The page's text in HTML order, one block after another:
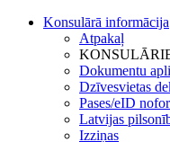
Konsulārā informācija
Atpakaļ
Dokumentu
Dzīvesvietas
Pases/eID
Latvijas
Izziņas